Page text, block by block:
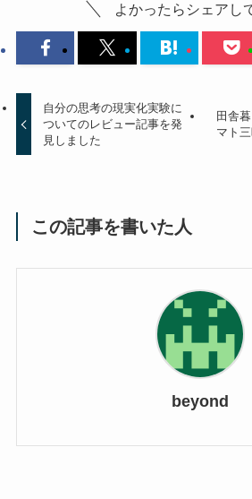
よかったらシェアし
自分の思考の現実化実験に
ついてのレビュー記事を発
見しました
田舎
マト
この記事を書いた人
beyond